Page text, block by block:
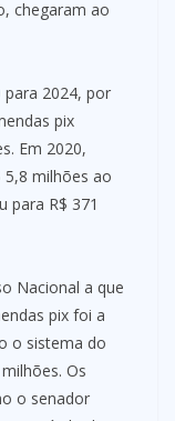
chegaram ao
2024, por
pix
Em 2020,
5,8 milhões ao
para R$ 371
Nacional a que
pix foi a
o sistema do
Os
o senador